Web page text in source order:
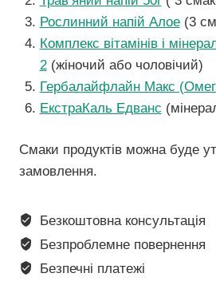
Рослинний напій Алое(3
Комплекс вітамінів і
2(жіночий або чоловічий)
Гербалайфлайн Макс
ЕкстраКаль Едванс
Смаки продуктів можна буде
замовлення.
Безкоштовна консультація
Безпроблемне повернення
Безпечні платежі